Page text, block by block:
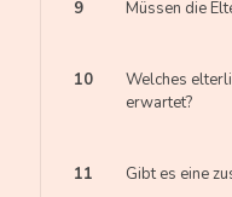
9 Müssen die
10
Welches
erwartet?
11 Gibt es eine